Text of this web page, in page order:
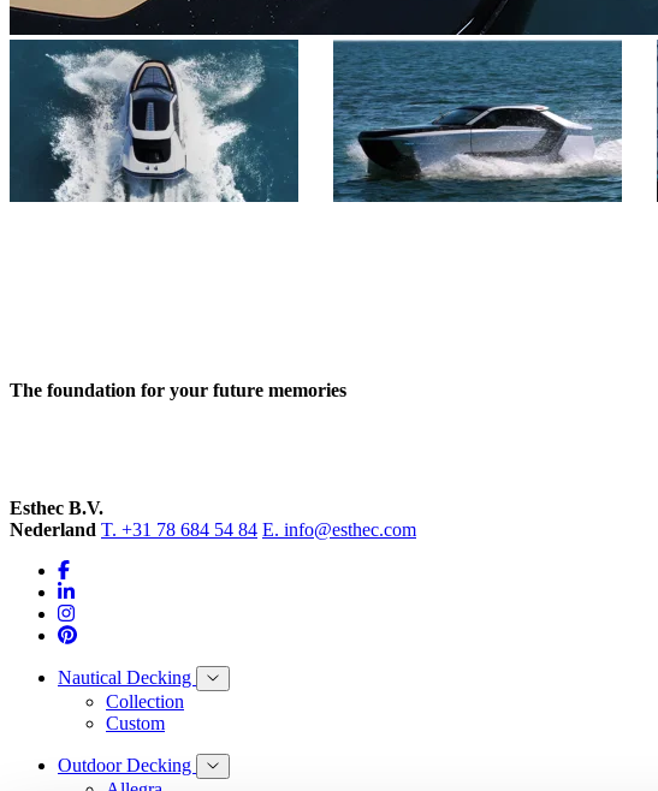
The foundation for your future memories
Esthec B.V.
Nederland T. +31 78 684 54 84 E. info@esthec.com
Nautical Decking
Collection
Custom
Outdoor Decking